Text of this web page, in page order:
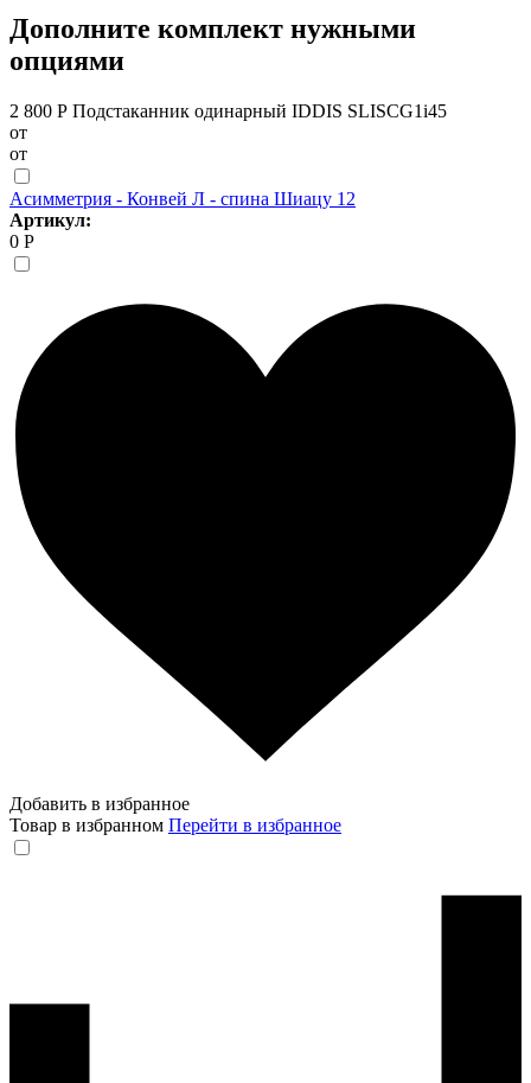
Дополните комплект нужными
опциями
2 800 Р Подстаканник одинарный IDDIS SLISCG1i45
от
от
Асимметрия - Конвей Л - спина Шиацу 12
Артикул:
0 Р
Добавить в избранное
Товар в избранном Перейти в избранное